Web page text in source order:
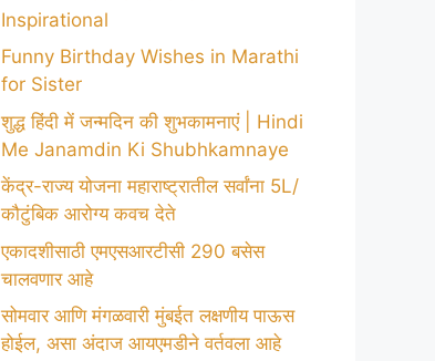
Inspirational
Funny Birthday Wishes in Marathi
for Sister
शुद्ध हिंदी में जन्मदिन की शुभकामनाएं | Hindi
Me Janamdin Ki Shubhkamnaye
केंद्र-राज्य योजना महाराष्ट्रातील सर्वांना 5L/
कौटुंबिक आरोग्य कवच देते
एकादशीसाठी एमएसआरटीसी 290 बसेस
चालवणार आहे
सोमवार आणि मंगळवारी मुंबईत लक्षणीय पाऊस
होईल, असा अंदाज आयएमडीने वर्तवला आहे